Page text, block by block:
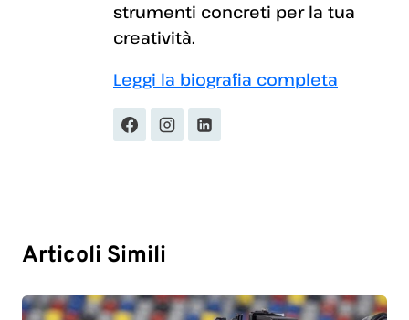
strumenti concreti per la tua
creatività.
Leggi la biografia completa
Articoli Simili